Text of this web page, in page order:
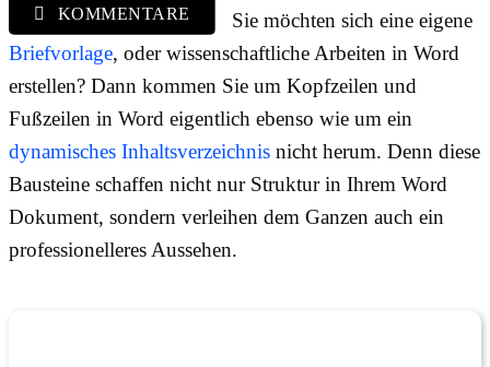
KOMMENTARE
Sie möchten sich eine eigene
Briefvorlage, oder wissenschaftliche Arbeiten in Word
erstellen? Dann kommen Sie um Kopfzeilen und
Fußzeilen in Word eigentlich ebenso wie um ein
dynamisches Inhaltsverzeichnis nicht herum. Denn diese
Bausteine schaffen nicht nur Struktur in Ihrem Word
Dokument, sondern verleihen dem Ganzen auch ein
professionelleres Aussehen.